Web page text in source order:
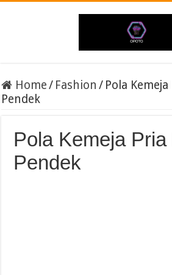
Home/ Fashion / Pola
Pendek
Pola Kemeja Pria
Pendek